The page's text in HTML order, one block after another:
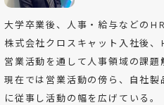
大学卒業後、人事・給与などの
株式会社クロスキャット入社後
営業活動を通して人事領域の課題
現在では営業活動の傍ら、自社
に従事し活動の幅を広げている。